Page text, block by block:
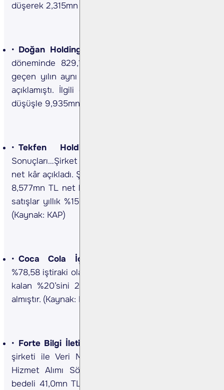
düşerek 2,315mn TL’ye geriledi. (Kaynak: KAP)
Doğan Holding 2Ç24 Sonuçları…
döneminde 829,1mn TL net kâr açıkladı. Şirket
geçen yılın aynı döneminde 8,577mn TL net kâr
açıklamıştı. İlgili dönemde net satışlar yıllık %15
düşüşle 9,935mn TL’ye geriledi. (Kaynak: KAP)
Tekfen Holding
Sonuçları…Şirket 2Ç24 döneminde 829,1mn TL
net kâr açıkladı. Şirket geçen yılın aynı döneminde
8,577mn TL net kâr açıklamıştı. İlgili dönemde net
satışlar yıllık %15 düşüşle 9,935mn TL’ye geriledi.
(Kaynak: KAP)
Coca Cola İçecek
%78,58 iştiraki olan Anadolu Etap İçecek paylarının
kalan %20’sini 28mn ABD Doları bedel ile satin
almıştır. (Kaynak: KAP)
Forte Bilgi İletişim
şirketi ile Veri Merkezi Modernizasyonu Mal ve
Hizmet Alımı Sözleşmesi imzalamıştır. Sözleşme
bedeli 41,0mn TL’dir. İmzalanan sözleşme Şirketin